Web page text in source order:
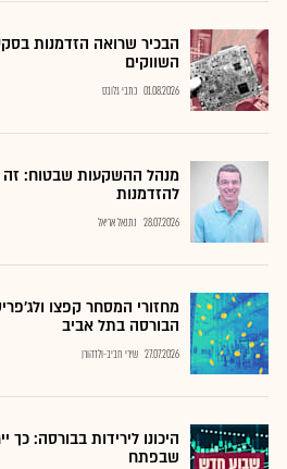
הבכיר שרואה הזדמנות
השווקים
01.08.2026 כתבי גלובס
מנהל ההשקעות שבטוח:
להזדמנות
28.07.2026 נתנאל אריאל
מחזורי המסחר קפצו
הבורסה בתל אביב
27.07.2026 שירי חביב-ולדהורן
היכונו לירידות בבורסה:
שבפתח